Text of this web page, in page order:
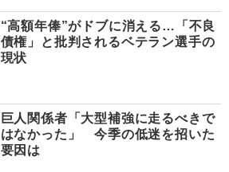
“高額年俸”がドブに消える…「不良
債権」と批判されるベテラン選手の
現状
巨人関係者「大型補強に走るべきで
はなかった」 今季の低迷を招いた
要因は